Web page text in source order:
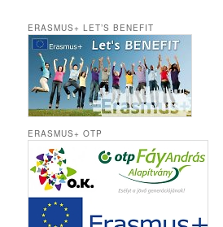
ERASMUS+ LET’S BENEFIT
ERASMUS+ OTP